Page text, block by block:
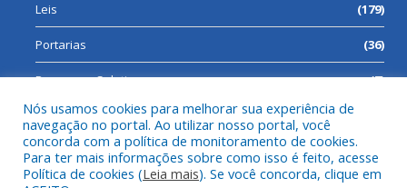
Leis (179)
Portarias (36)
Processos Seletivos (7)
Todos os direitos reservados a Prefeitura Municipal de Cumaru
do Norte.
Nós usamos cookies para melhorar sua experiência de
navegação no portal. Ao utilizar nosso portal, você
concorda com a política de monitoramento de cookies.
Para ter mais informações sobre como isso é feito, acesse
Política de cookies (Leia mais). Se você concorda, clique em